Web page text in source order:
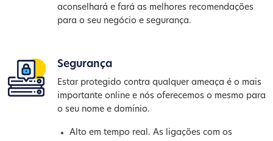
aconselhará e fará as melhores recomendações
para o seu negócio e segurança.
Segurança
Estar protegido contra qualquer ameaça é o mais
importante online e nós oferecemos o mesmo para
o seu nome e domínio.
Alto em tempo real. As ligações com os